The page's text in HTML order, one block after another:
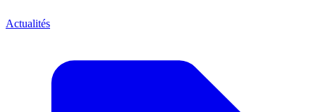
Actualités